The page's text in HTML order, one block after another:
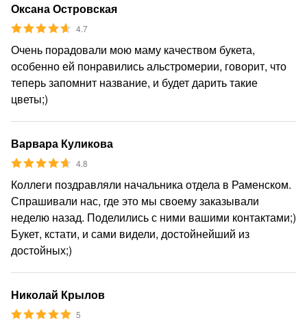
Оксана Островская
4.7
Очень порадовали мою маму качеством букета,
особенно ей понравились альстромерии, говорит, что
теперь запомнит название, и будет дарить такие
цветы;)
Варвара Куликова
4.8
Коллеги поздравляли начальника отдела в Раменском.
Спрашивали нас, где это мы своему заказывали
неделю назад. Поделились с ними вашими контактами;)
Букет, кстати, и сами видели, достойнейший из
достойных;)
Николай Крылов
5